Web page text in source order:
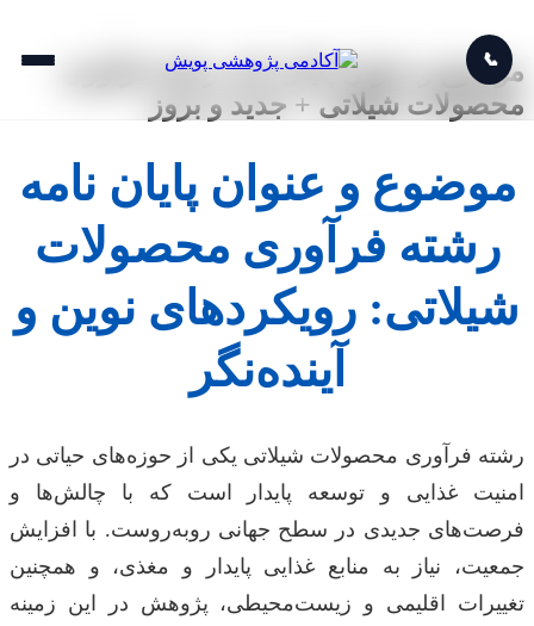
📞
موضوع و عنوان پایان نامه رشته فرآوری
محصولات شیلاتی + جدید و بروز
موضوع و عنوان پایان نامه
رشته فرآوری محصولات
شیلاتی: رویکردهای نوین و
آینده‌نگر
رشته فرآوری محصولات شیلاتی یکی از حوزه‌های حیاتی در
امنیت غذایی و توسعه پایدار است که با چالش‌ها و
فرصت‌های جدیدی در سطح جهانی روبه‌روست. با افزایش
جمعیت، نیاز به منابع غذایی پایدار و مغذی، و همچنین
تغییرات اقلیمی و زیست‌محیطی، پژوهش در این زمینه